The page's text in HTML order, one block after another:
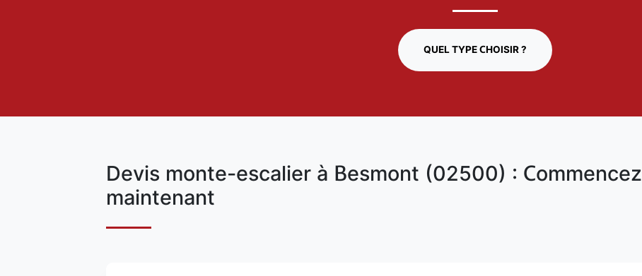
QUEL TYPE CHOISIR ?
Devis monte-escalier à Besmont (02500) : Commencez
maintenant